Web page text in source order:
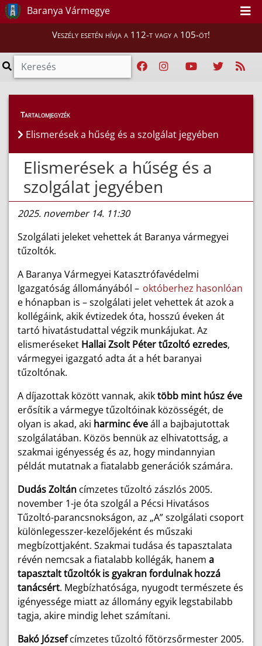
Baranya Vármegye
Veszély esetén hívja a 112-t vagy a 105-öt!
Híreink > Hírek
Tartalomjegyzék
Elismerések a hűség és a szolgálat jegyében
Elismerések a hűség és a
szolgálat jegyében
2025. november 14. 11:30
Szolgálati jeleket vehettek át Baranya vármegyei
tűzoltók.
A Baranya Vármegyei Katasztrófavédelmi
Igazgatóság állományából – októberhez hasonlóan
e hónapban is – szolgálati jelet vehettek át azok a
kollégáink, akik évtizedek óta, hosszú éveken át
tartó hivatástudattal végzik munkájukat. Az
elismeréseket Hallai Zsolt Péter tűzoltó ezredes,
vármegyei igazgató adta át a hét baranyai
tűzoltónak.
A díjazottak között vannak, akiktöbb mint húsz éve
erősítik a vármegye tűzoltóinak közösségét, de
olyan is akad, aki harminc éveáll a bajbajutottak
szolgálatában. Közös bennük az elhivatottság, a
szakmai igényesség és az, hogy mindannyian
példát mutatnak a fiatalabb generációk számára.
Dudás Zoltán címzetes tűzoltó zászlós 2005.
november 1-je óta szolgál a Pécsi Hivatásos
Tűzoltó-parancsnokságon, az „A” szolgálati csoport
különlegesszer-kezelőjeként és műszaki
megbízottjaként. Szakmai tudása és tapasztalata
révén nemcsak a fiatalabb kollégák, hanem a
tapasztalt tűzoltók is gyakran fordulnak hozzá
tanácsért. Megbízhatósága, nyugodt természete és
igényessége miatt az állomány egyik legstabilabb
tagja, akire mindig lehet számítani.
Bakó Józsefcímzetes tűzoltó főtörzsőrmester2005.